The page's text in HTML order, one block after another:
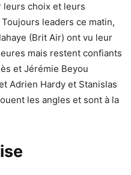
leurs choix et leurs
leaders ce matin,
(Brit Air) ont vu leur
mais restent confiants
et Jérémie Beyou
Adrien Hardy et Stanislas
les angles et sont à la